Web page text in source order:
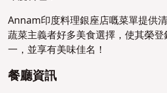
Annam印度料理銀座店嘅菜單提供
蔬菜主義者好多美食選擇，使其榮
一，並享有美味佳名！
餐廳資訊